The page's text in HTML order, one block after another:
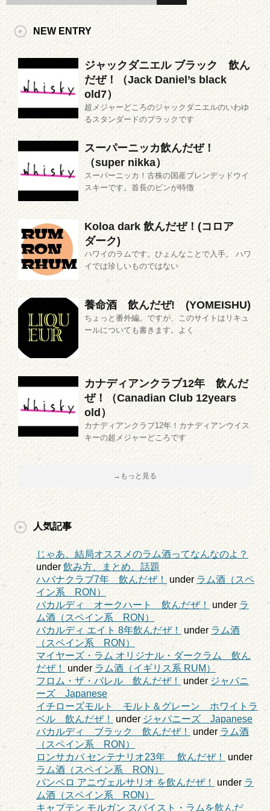
NEW ENTRY
ジャックダニエル ブラック 飲ん
だぜ！（Jack Daniel’s black
old7）
超メジャーどころのジャックダニエルのいわゆ
るスタンダードのブラックです
スーパーニッカ飲んだぜ！
（super nikka）
スーパーニッカ！古株の国産ブレンデッドウイ
スキーです。首長のビンが特徴
Koloa dark 飲んだぜ！(コロア
ダーク)
ハワイのラムです。ひょんなことで入手。 ハワ
イでは珍しいものではない
養命酒 飲んだぜ! (YOMEISHU)
ちょっと番外編。ですが、このサイトはリキュ
ールについても書きます。よく
カナディアンクラブ12年 飲んだ
ぜ！（Canadian Club 12years
old）
カナディアンクラブ12年！カナディアンウイス
キーの超メジャーどころです
→もっと見る
人気記事
じゃあ、結局オススメのラム酒ってなんなのよ？
under 飲み方、まとめ、話題
ハバナクラブ7年 飲んだぜ！
under ラム酒（スペ
イン系 RON）
バカルディ オークハート 飲んだぜ！
under ラ
ム酒（スペイン系 RON）
バカルディ エイト 8年飲んだぜ！
under ラム酒
（スペイン系 RON）
マイヤーズ・ラム オリジナル・ダークラム 飲ん
だぜ！
under ラム酒（イギリス系 RUM）
フロム・ザ・バレル 飲んだぜ！
under ジャパニ
ーズ Japanese
イチローズモルト モルト＆グレーン ホワイトラ
ベル 飲んだぜ！
under ジャパニーズ Japanese
バカルディ ブラック 飲んだぜ！ under ラム酒
（スペイン系 RON）
ロンサカパ センテナリオ23年 飲んだぜ！
under
ラム酒（スペイン系 RON）
パンペロ アニヴェルサリオ を飲んだぜ！
under ラ
ム酒（スペイン系 RON）
キャプテン モルガン スパイスト・ラムを飲んだ